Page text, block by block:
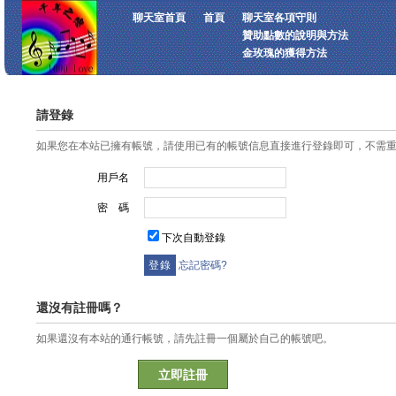
聊天室首頁 首頁
聊天室各項守則
贊助點數的說明與方法
金玫瑰的獲得方法
請登錄
如果您在本站已擁有帳號，請使用已有的帳號信息直接進行登錄即可，不需
用戶名
密 碼
下次自動登錄
忘記密碼?
還沒有註冊嗎？
如果還沒有本站的通行帳號，請先註冊一個屬於自己的帳號吧。
立即註冊